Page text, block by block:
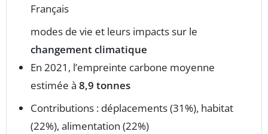
Français
modes de vie et leurs impacts sur le
changement climatique
En 2021, l’empreinte carbone moyenne
estimée à 8,9 tonnes
Contributions : déplacements (31%), habitat
(22%), alimentation (22%)